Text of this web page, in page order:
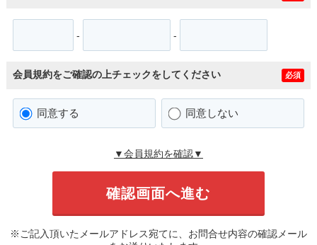
- -
会員規約をご確認の上チェックをしてください 必須
同意する 同意しない
▼会員規約を確認▼
※ご記入頂いたメールアドレス宛てに、お問合せ内容の確認メール